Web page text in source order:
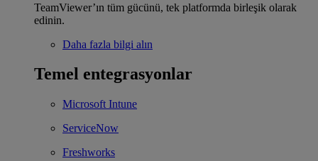
TeamViewer’ın tüm gücünü, tek platformda birleşik olarak
edinin.
Daha fazla bilgi alın
Temel entegrasyonlar
Microsoft Intune
ServiceNow
Freshworks